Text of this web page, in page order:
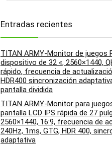
Entradas recientes
TITAN ARMY-Monitor de juegos
dispositivo de 32 «, 2560×1440,
rápido, frecuencia de
HDR400 sincronización
pantalla dividida
TITAN ARMY-Monitor para
pantalla LCD IPS rápida de 27
2560×1440, 16:9, frecuencia de
240Hz, 1ms, GTG, HDR 400,
adaptativa